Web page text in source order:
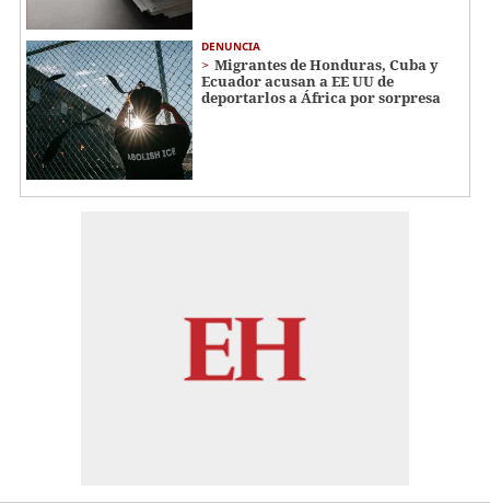
DENUNCIA
Migrantes de Honduras, Cuba y
Ecuador acusan a EE UU de
deportarlos a África por sorpresa